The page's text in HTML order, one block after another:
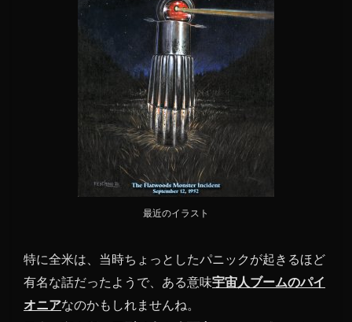
して
UFO
目撃
最近のイラスト
特に全米は、当時ちょっとしたパニックが起きるほど
有名な話だったようで、ある意味宇宙人ブームのパイ
オニアなのかもしれませんね。